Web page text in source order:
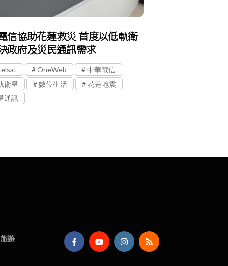
信協助花蓮救災 首度以低軌衛
政府及災民通訊需求
OneWeb
中華電信
衛星
數位生活
花蓮地震
通訊
遊